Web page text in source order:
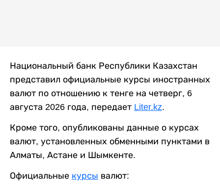
Национальный банк Республики Казахстан
представил официальные курсы иностранных
валют по отношению к тенге на четверг, 6
августа 2026 года, передает Liter.kz.
Кроме того, опубликованы данные о курсах
валют, установленных обменными пунктами в
Алматы, Астане и Шымкенте.
Официальные курсы валют: